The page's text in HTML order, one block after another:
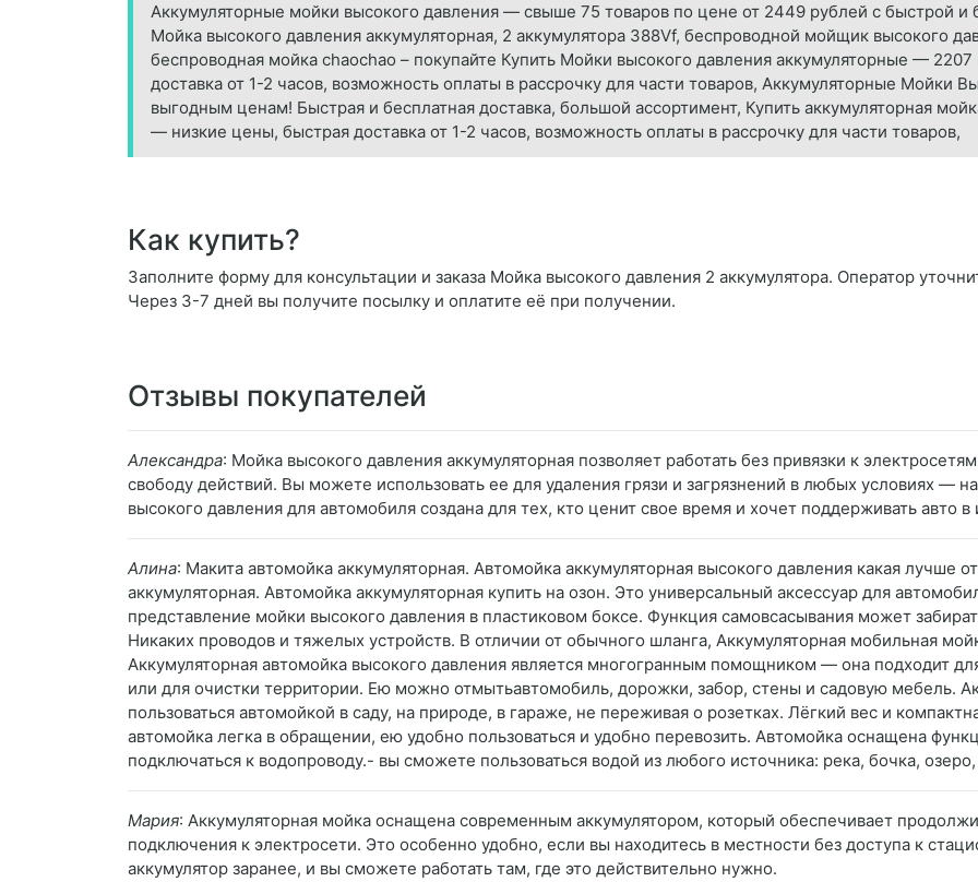
Аккумуляторные мойки высокого давления — свыше 75 товаров по цене от 2449 рублей с быстрой и
Мойка высокого давления аккумуляторная, 2 аккумулятора 388Vf, беспроводной мойщик высокого
беспроводная мойка chaochao – покупайте Купить Мойки высокого давления аккумуляторные —
доставка от 1-2 часов, возможность оплаты в рассрочку для части товаров, Аккумуляторные Мойки
выгодным ценам! Быстрая и бесплатная доставка, большой ассортимент, Купить аккумуляторная
— низкие цены, быстрая доставка от 1-2 часов, возможность оплаты в рассрочку для части товаров,
Как купить?
Заполните форму для консультации и заказа Мойка высокого давления 2 аккумулятора. Оператор
Через 3-7 дней вы получите посылку и оплатите её при получении.
Отзывы покупателей
Александра: Мойка высокого давления аккумуляторная позволяет работать без привязки к
свободу действий. Вы можете использовать ее для удаления грязи и загрязнений в любых условиях —
высокого давления для автомобиля создана для тех, кто ценит свое время и хочет поддерживать авто
Алина: Макита автомойка аккумуляторная. Автомойка аккумуляторная высокого давления какая лучше
аккумуляторная. Автомойка аккумуляторная купить на озон. Это универсальный аксессуар для
представление мойки высокого давления в пластиковом боксе. Функция самовсасывания может
Никаких проводов и тяжелых устройств. В отличии от обычного шланга, Аккумуляторная мобильная
Аккумуляторная автомойка высокого давления является многогранным помощником — она подходит
или для очистки территории. Ею можно отмытьавтомобиль, дорожки, забор, стены и садовую мебель.
пользоваться автомойкой в саду, на природе, в гараже, не переживая о розетках. Лёгкий вес и
автомойка легка в обращении, ею удобно пользоваться и удобно перевозить. Автомойка оснащена
подключаться к водопроводу.- вы сможете пользоваться водой из любого источника: река, бочка,
Мария: Аккумуляторная мойка оснащена современным аккумулятором, который обеспечивает
подключения к электросети. Это особенно удобно, если вы находитесь в местности без доступа к
аккумулятор заранее, и вы сможете работать там, где это действительно нужно.